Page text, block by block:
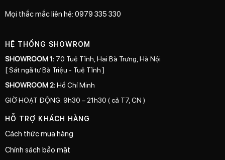
Mọi thắc mắc liên hệ: 0979 335 330
HỆ THỐNG SHOWROM
SHOWROOM 1: 70 Tuệ Tĩnh, Hai Bà Trưng, Hà Nội
[ Sát ngã tư Bà Triệu - Tuệ Tĩnh ]
SHOWROOM 2:Hồ Chí Minh
GIỜ HOẠT ĐỘNG: 9h30 – 21h30 ( cả T7, CN )
HỖ TRỢ KHÁCH HÀNG
Cách thức mua hàng
Chính sách bảo mật